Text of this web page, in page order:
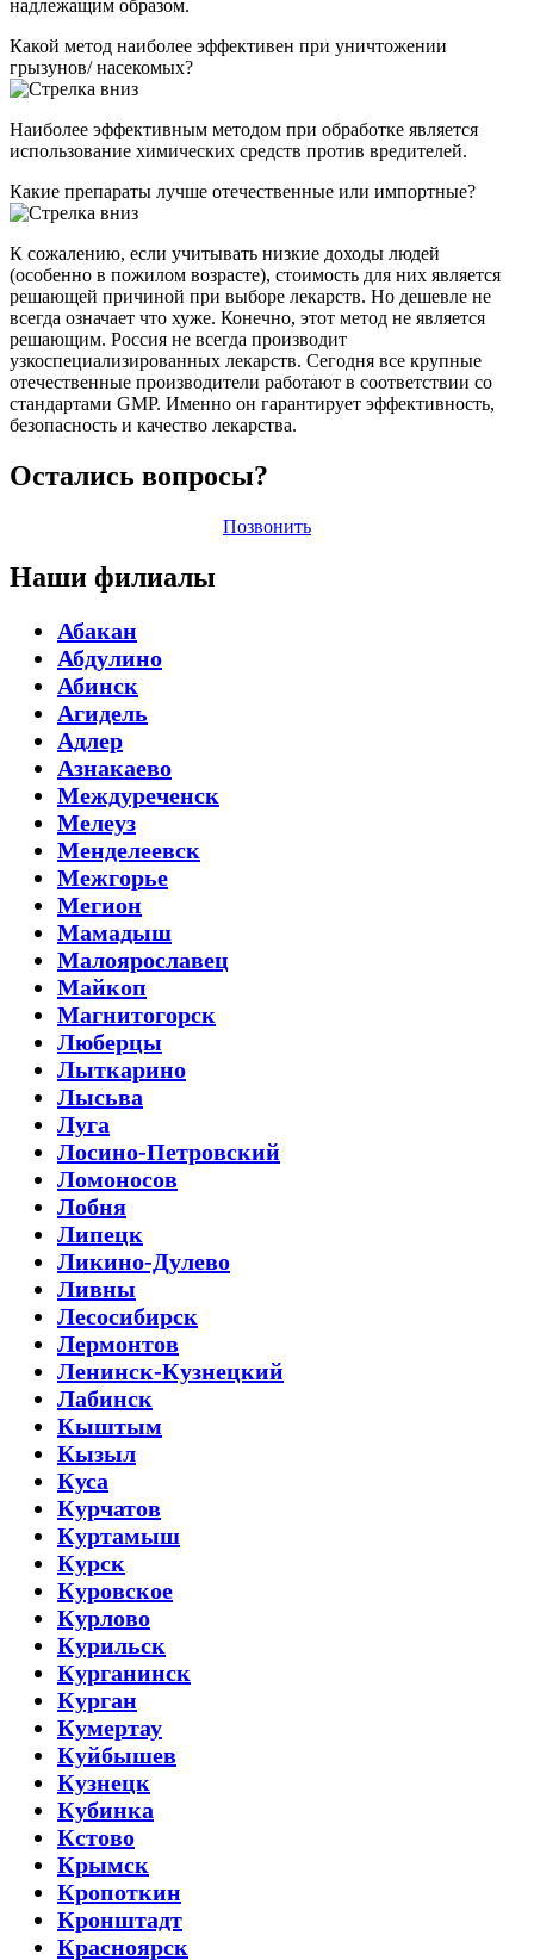
надлежащим образом.
Какой метод наиболее эффективен при уничтожении
грызунов/ насекомых?
Наиболее эффективным методом при обработке является
использование химических средств против вредителей.
Какие препараты лучше отечественные или импортные?
К сожалению, если учитывать низкие доходы людей
(особенно в пожилом возрасте), стоимость для них является
решающей причиной при выборе лекарств. Но дешевле не
всегда означает что хуже. Конечно, этот метод не является
решающим. Россия не всегда производит
узкоспециализированных лекарств. Сегодня все крупные
отечественные производители работают в соответствии со
стандартами GMP. Именно он гарантирует эффективность,
безопасность и качество лекарства.
Остались вопросы?
Позвонить
Наши филиалы
Абакан
Абдулино
Абинск
Агидель
Адлер
Азнакаево
Междуреченск
Мелеуз
Менделеевск
Межгорье
Мегион
Мамадыш
Малоярославец
Майкоп
Магнитогорск
Люберцы
Лыткарино
Лысьва
Луга
Лосино-Петровский
Ломоносов
Лобня
Липецк
Ликино-Дулево
Ливны
Лесосибирск
Лермонтов
Ленинск-Кузнецкий
Лабинск
Кыштым
Кызыл
Куса
Курчатов
Куртамыш
Курск
Куровское
Курлово
Курильск
Курганинск
Курган
Кумертау
Куйбышев
Кузнецк
Кубинка
Кстово
Крымск
Кропоткин
Кронштадт
Красноярск